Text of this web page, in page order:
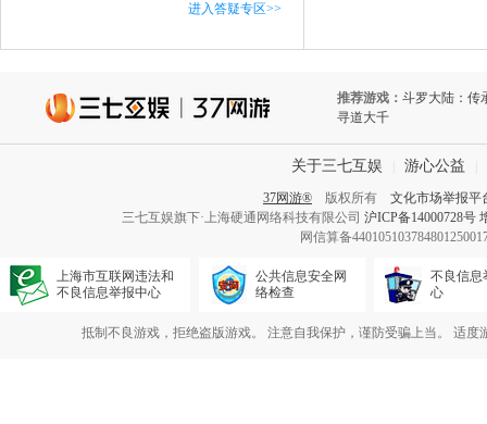
进入答疑专区>>
推荐游戏： 斗罗大陆：传
寻道大千
关于三七互娱 游心公益
37网游® 版权所有 文化市场举报平
三七互娱旗下·上海硬通网络科技有限公司 沪ICP备14000728号
网信算备
上海市互联网违法和
不良信息举报中心
公共信息安全网
络检查
不良信息
心
抵制不良游戏，拒绝盗版游戏。 注意自我保护，谨防受骗上当。 适